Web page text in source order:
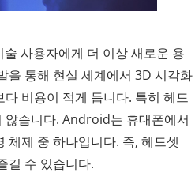
사용자에게 더 이상 새로운 용
을 통해 현실 세계에서 3D 시각화
비용이 적게 듭니다. 특히 헤드
않습니다. Android는 휴대폰에서
체제 중 하나입니다. 즉, 헤드셋
길 수 있습니다.